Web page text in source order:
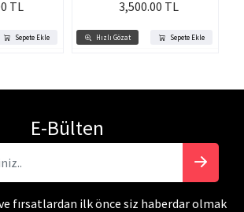
Sepete Ekle
TL
Hızlı Gözat Sepete Ekle
3,500.00 TL
E-Bülten
fırsatlardan ilk önce siz haberdar olmak